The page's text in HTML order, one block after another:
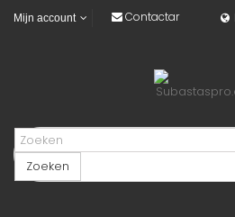
Mijn account Contactar
Zoeken